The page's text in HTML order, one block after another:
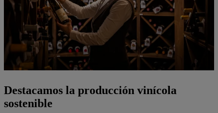
Destacamos la producción vinícola
sostenible